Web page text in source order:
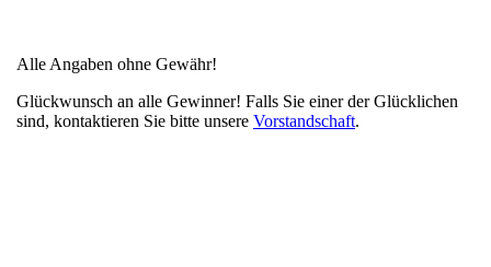
Alle Angaben ohne Gewähr!
Glückwunsch an alle Gewinner! Falls Sie einer der Glücklichen
sind, kontaktieren Sie bitte unsere Vorstandschaft.